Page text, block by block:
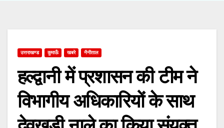
उत्तराखण्ड कुमाऊँ खबरे नैनीताल
हल्द्वानी में प्रशासन की टीम ने
विभागीय अधिकारियों के साथ